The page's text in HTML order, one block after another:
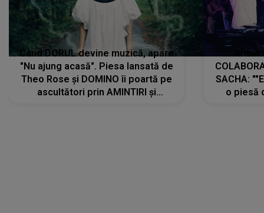
Când DORUL devine muzică, apare
"Nu ajung acasă". Piesa lansată de
Theo Rose și DOMINO îi poartă pe
ascultători prin AMINTIRI și
SACHA:
o piesă